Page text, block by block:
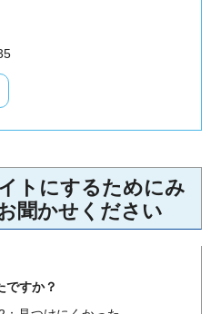
トにするためにみ
聞かせください
ですか？